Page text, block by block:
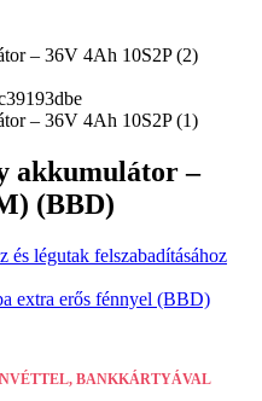
akkumulátor –
(BBD)
és légutak felszabadításához
extra erős fénnyel (BBD)
BANKKÁRTYÁVAL